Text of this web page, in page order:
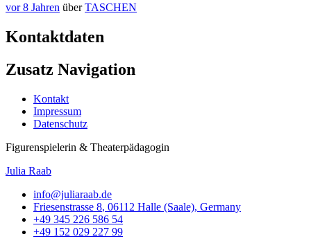
vor 8 Jahren überTASCHEN
Kontaktdaten
Zusatz Navigation
Kontakt
Impressum
Datenschutz
Figurenspielerin & Theaterpädagogin
Julia Raab
info@juliaraab.de
Friesenstrasse 8, 06112 Halle (Saale), Germany
+49 345 226 586 54
+49 152 029 227 99